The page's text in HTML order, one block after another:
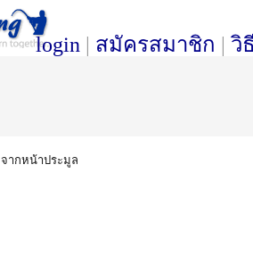
login | สมัครสมาชิก | วิ
จากหน้าประมูล